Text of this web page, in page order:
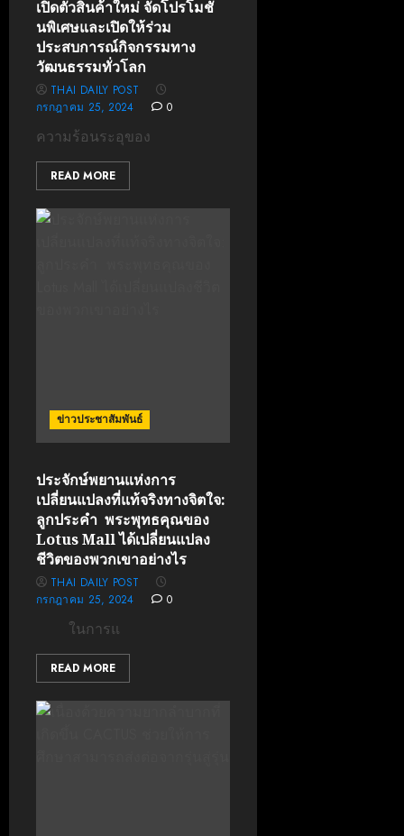
เปิดตัวสินค้าใหม่ จัดโปรโมชั่
นพิเศษและเปิดให้ร่วม
ประสบการณ์กิจกรรมทาง
วัฒนธรรมทั่วโลก
THAI DAILY POST
กรกฎาคม 25, 2024
0
ความร้อนระอุของ
READ MORE
ข่าวประชาสัมพันธ์
ประจักษ์พยานแห่งการ
เปลี่ยนแปลงที่แท้จริงทางจิตใจ:
ลูกประคำ พระพุทธคุณของ
Lotus Mall ได้เปลี่ยนแปลง
ชีวิตของพวกเขาอย่างไร
THAI DAILY POST
กรกฎาคม 25, 2024
0
ในการแ
READ MORE